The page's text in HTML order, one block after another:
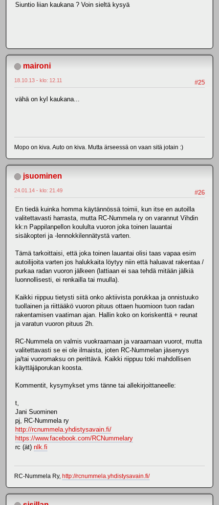
Siuntio liian kaukana ? Voin sieltä kysyä
maironi
#25
18.10.13 - klo: 12.11
vähä on kyl kaukana...
Mopo on kiva. Auto on kiva. Mutta ärseessä on vaan sitä jotain :)
jsuominen
#26
24.01.14 - klo: 21.49
En tiedä kuinka homma käytännössä toimii, kun itse en autoilla
valitettavasti harrasta, mutta RC-Nummela ry on varannut Vihdin
kk:n Pappilanpellon koululta vuoron joka toinen lauantai
sisäkopteri ja -lennokkilennätystä varten.
Tämä tarkoittaisi, että joka toinen lauantai olisi taas vapaa esim
autoilijoita varten jos halukkaita löytyy niin että haluavat rakentaa /
purkaa radan vuoron jälkeen (lattiaan ei saa tehdä mitään jälkiä
luonnollisesti, ei renkailla tai muulla).
Kaikki riippuu tietysti siitä onko aktiivista porukkaa ja onnistuuko
tuollainen ja riittääkö vuoron pituus ottaen huomioon tuon radan
rakentamisen vaatiman ajan. Hallin koko on koriskenttä + reunat
ja varatun vuoron pituus 2h.
RC-Nummela on valmis vuokraamaan ja varaamaan vuorot, mutta
valitettavasti se ei ole ilmaista, joten RC-Nummelan jäsenyys
ja/tai vuoromaksu on perittävä. Kaikki riippuu toki mahdollisen
käyttäjäporukan koosta.
Kommentit, kysymykset yms tänne tai allekirjoittaneelle:
t,
Jani Suominen
pj, RC-Nummela ry
http://rcnummela.yhdistysavain.fi/
https://www.facebook.com/RCNummelary
rc (ät) nlk.fi
RC-Nummela Ry, http://rcnummela.yhdistysavain.fi/